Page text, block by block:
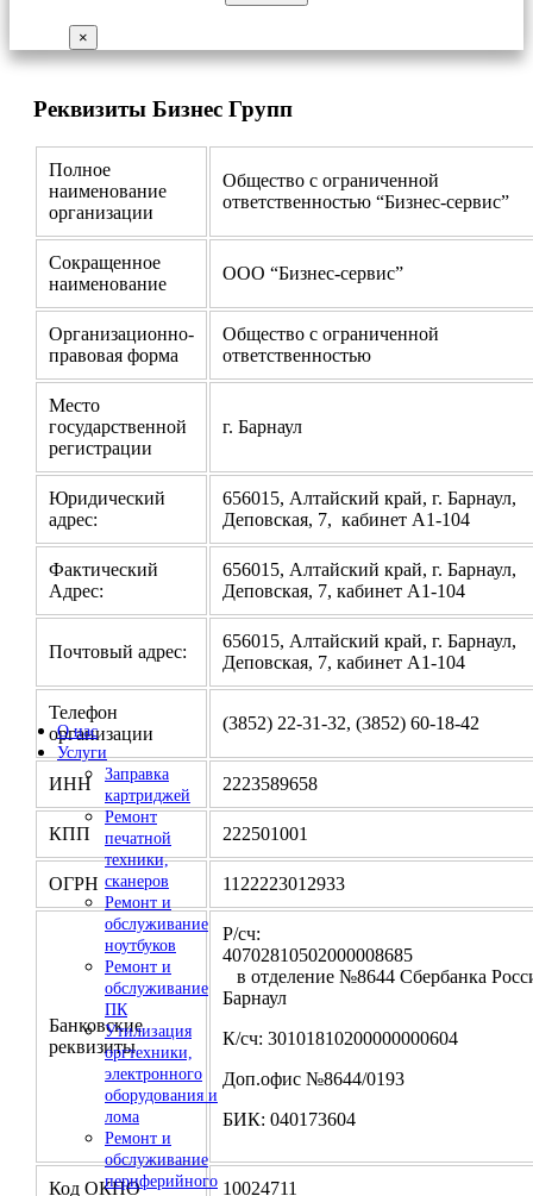
О нас
Услуги
Заправка
картриджей
Ремонт
печатной
техники,
сканеров
Ремонт и
обслуживание
ноутбуков
Ремонт и
обслуживание
ПК
Утилизация
оргтехники,
электронного
оборудования и
лома
Ремонт и
обслуживание
периферийного
×
Реквизиты Бизнес Групп
Полное
наименование
организации
Общество с ограниченной
ответственностью “Бизнес-сервис”
Сокращенное
наименование
ООО “Бизнес-сервис”
Организационно-
правовая форма
Общество с ограниченной
ответственностью
Место
государственной
регистрации
г. Барнаул
Юридический
адрес:
656015, Алтайский край, г. Барнаул,
Деповская, 7, кабинет А1-104
Фактический
Адрес:
656015, Алтайский край, г. Барнаул,
Деповская, 7, кабинет А1-104
Почтовый адрес:
656015, Алтайский край, г. Барнаул,
Деповская, 7, кабинет А1-104
Телефон
организации
(3852) 22-31-32, (3852) 60-18-42
ИНН 2223589658
КПП 222501001
ОГРН 1122223012933
Банковские
реквизиты
Р/сч:
в отделение №8644 Сбербанка
Барнаул
К/сч: 30101810200000000604
Доп.офис №8644/0193
БИК: 040173604
Код ОКПО 10024711